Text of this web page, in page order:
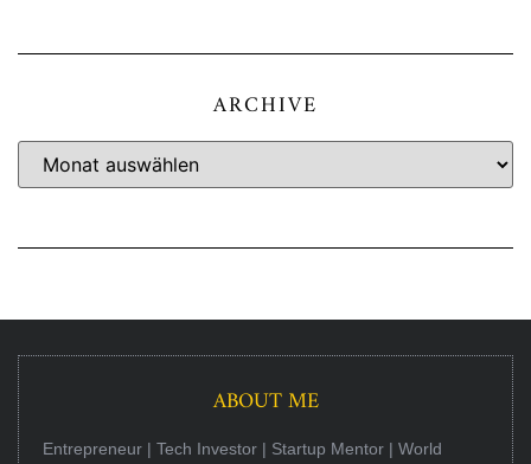
ARCHIVE
ABOUT ME
Entrepreneur | Tech Investor | Startup Mentor | World